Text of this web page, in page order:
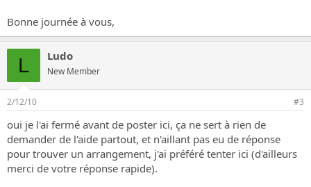
Bonne journée à vous,
L Ludo
New Member
2/12/10 #3
oui je l'ai fermé avant de poster ici, ça ne sert à rien de
demander de l'aide partout, et n'aillant pas eu de réponse
pour trouver un arrangement, j'ai préféré tenter ici (d'ailleurs
merci de votre réponse rapide).